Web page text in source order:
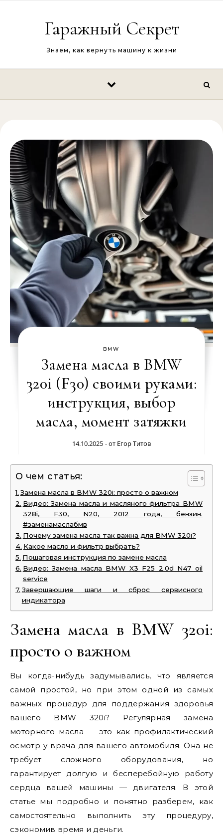
Гаражный Секрет
Знаем, как вернуть машину к жизни
BMW
Замена масла в BMW
320i (F30) своими руками:
инструкция, выбор
масла, момент затяжки
14.10.2025 - от Егор Титов
О чем статья:
Замена масла в BMW 320i: просто о важном
Видео: Замена масла и масляного фильтра BMW
328i, F30, N20, 2012 года, бензин.
#заменамаслабмв
Почему замена масла так важна для BMW 320i?
Какое масло и фильтр выбрать?
Пошаговая инструкция по замене масла
Видео: Замена масла BMW X3 F25 2.0d N47 oil
service
Завершающие шаги и сброс сервисного
индикатора
Замена масла в BMW 320i:
просто о важном
Вы когда-нибудь задумывались, что является
самой простой, но при этом одной из самых
важных процедур для поддержания здоровья
вашего BMW 320i? Регулярная замена
моторного масла — это как профилактический
осмотр у врача для вашего автомобиля. Она не
требует сложного оборудования, но
гарантирует долгую и бесперебойную работу
сердца вашей машины — двигателя. В этой
статье мы подробно и понятно разберем, как
самостоятельно выполнить эту процедуру,
сэкономив время и деньги.